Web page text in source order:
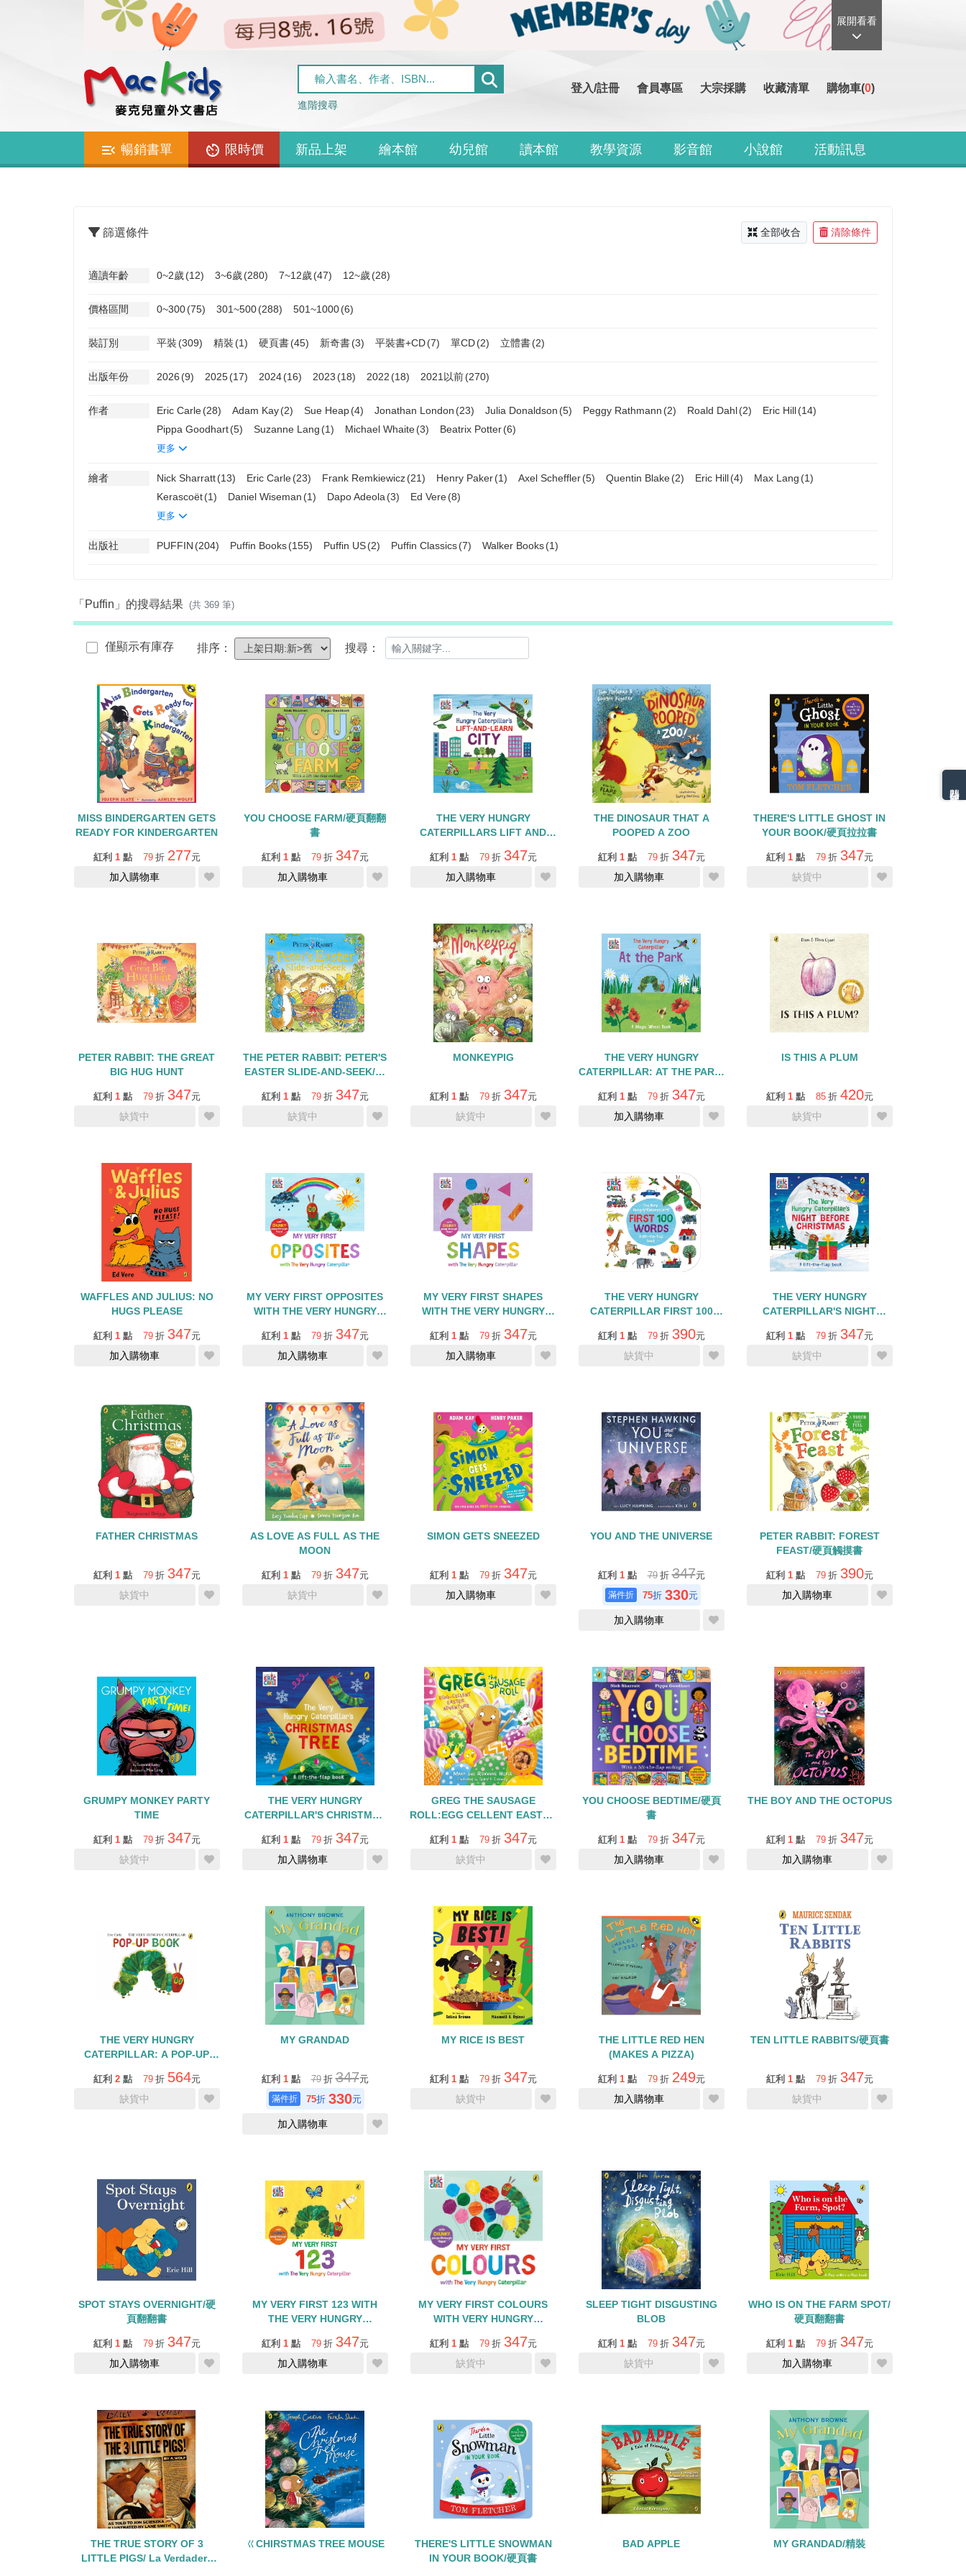
展開看看
進階搜尋
登入/註冊 會員專區 大宗採購 收藏清單 購物車(0)
暢銷書單 限時價 新品上架 繪本館 幼兒館 讀本館 教學資源 影音館 小說館 活動訊息
篩選條件 全部收合 清除條件
適讀年齡 0~2歲(12) 3~6歲(280) 7~12歲(47) 12~歲(28)
價格區間 0~300(75) 301~500(288) 501~1000(6)
裝訂別 平裝 (309) 精裝 (1) 硬頁書(45) 新奇書(3) 平裝書+CD(7) 單CD(2) 立體書(2)
出版年份 2026 (9) 2025(17) 2024(16) 2023 (18) 2022 (18) 2021以前(270)
作者 Eric Carle(28) Adam Kay(2) Sue Heap(4) Jonathan London (23) Julia Donaldson (5) Peggy Rathmann (2) Roald Dahl(2) Eric Hill(14)
Pippa Goodhart(5) Suzanne Lang (1) Michael Whaite(3) Beatrix Potter(6)
更多
繪者 Nick Sharratt(13) Eric Carle(23) Frank Remkiewicz(21) Henry Paker(1) Axel Scheffler(5) Quentin Blake(2) Eric Hill(4) Max Lang (1)
Kerascoët(1) Daniel Wiseman (1) Dapo Adeola (3) Ed Vere(8)
更多
出版社 PUFFIN (204) Puffin Books(155) Puffin US(2) Puffin Classics(7) Walker Books(1)
「Puffin」的搜尋結果 (共 369 筆)
僅顯示有庫存 排序： 搜尋：
MISS BINDERGARTEN GETS
READY FOR KINDERGARTEN
紅利 1 點 79 折 277元
加入購物車
YOU CHOOSE FARM/硬頁翻翻
書
紅利 1 點 79 折 347元
加入購物車
THE VERY HUNGRY
CATERPILLARS LIFT AND
紅利 1 點 79 折 347元
加入購物車
THE DINOSAUR THAT A
POOPED A ZOO
紅利 1 點 79 折 347元
加入購物車
THERE'S LITTLE GHOST IN
YOUR BOOK/硬頁拉拉書
紅利 1 點 79 折 347元
缺貨中
PETER RABBIT: THE GREAT
BIG HUG HUNT
紅利 1 點 79 折 347元
缺貨中
THE PETER RABBIT: PETER'S
EASTER SLIDE-AND-SEEK/硬
紅利 1 點 79 折 347元
缺貨中
MONKEYPIG
紅利 1 點 79 折 347元
缺貨中
THE VERY HUNGRY
CATERPILLAR: AT THE PARK/
紅利 1 點 79 折 347元
加入購物車
IS THIS A PLUM
紅利 1 點 85 折 420元
缺貨中
WAFFLES AND JULIUS: NO
HUGS PLEASE
紅利 1 點 79 折 347元
加入購物車
MY VERY FIRST OPPOSITES
WITH THE VERY HUNGRY
紅利 1 點 79 折 347元
加入購物車
MY VERY FIRST SHAPES
WITH THE VERY HUNGRY
紅利 1 點 79 折 347元
加入購物車
THE VERY HUNGRY
CATERPILLAR FIRST 100
紅利 1 點 79 折 390元
缺貨中
THE VERY HUNGRY
CATERPILLAR'S NIGHT
翻書
紅利 1 點 79 折 347元
缺貨中
FATHER CHRISTMAS
紅利 1 點 79 折 347元
缺貨中
AS LOVE AS FULL AS THE
MOON
紅利 1 點 79 折 347元
缺貨中
SIMON GETS SNEEZED
紅利 1 點 79 折 347元
加入購物車
YOU AND THE UNIVERSE
紅利 1 點 79 折347元
75折 330元
加入購物車
PETER RABBIT: FOREST
FEAST/硬頁觸摸書
紅利 1 點 79 折 390元
加入購物車
GRUMPY MONKEY PARTY
TIME
紅利 1 點 79 折 347元
缺貨中
THE VERY HUNGRY
CATERPILLAR'S CHRISTMAS
紅利 1 點 79 折 347元
加入購物車
GREG THE SAUSAGE
ROLL:EGG CELLENT EASTER
紅利 1 點 79 折 347元
缺貨中
YOU CHOOSE BEDTIME/硬頁
書
紅利 1 點 79 折 347元
加入購物車
THE BOY AND THE OCTOPUS
紅利 1 點 79 折 347元
加入購物車
THE VERY HUNGRY
CATERPILLAR: A POP-UP
紅利 2 點 79 折 564元
缺貨中
MY GRANDAD
紅利 1 點 79 折347元
75折 330元
加入購物車
MY RICE IS BEST
紅利 1 點 79 折 347元
缺貨中
THE LITTLE RED HEN
(MAKES A PIZZA)
紅利 1 點 79 折 249元
加入購物車
TEN LITTLE RABBITS/硬頁書
紅利 1 點 79 折 347元
缺貨中
SPOT STAYS OVERNIGHT/硬
頁翻翻書
紅利 1 點 79 折 347元
加入購物車
MY VERY FIRST 123 WITH
THE VERY HUNGRY
紅利 1 點 79 折 347元
加入購物車
MY VERY FIRST COLOURS
WITH VERY HUNGRY
紅利 1 點 79 折 347元
缺貨中
SLEEP TIGHT DISGUSTING
BLOB
紅利 1 點 79 折 347元
缺貨中
WHO IS ON THE FARM SPOT/
硬頁翻翻書
紅利 1 點 79 折 347元
加入購物車
THE TRUE STORY OF 3
LITTLE PIGS/ La Verdadera
ㄍCHIRSTMAS TREE MOUSE
THERE'S LITTLE SNOWMAN
IN YOUR BOOK/硬頁書
BAD APPLE MY GRANDAD/精裝